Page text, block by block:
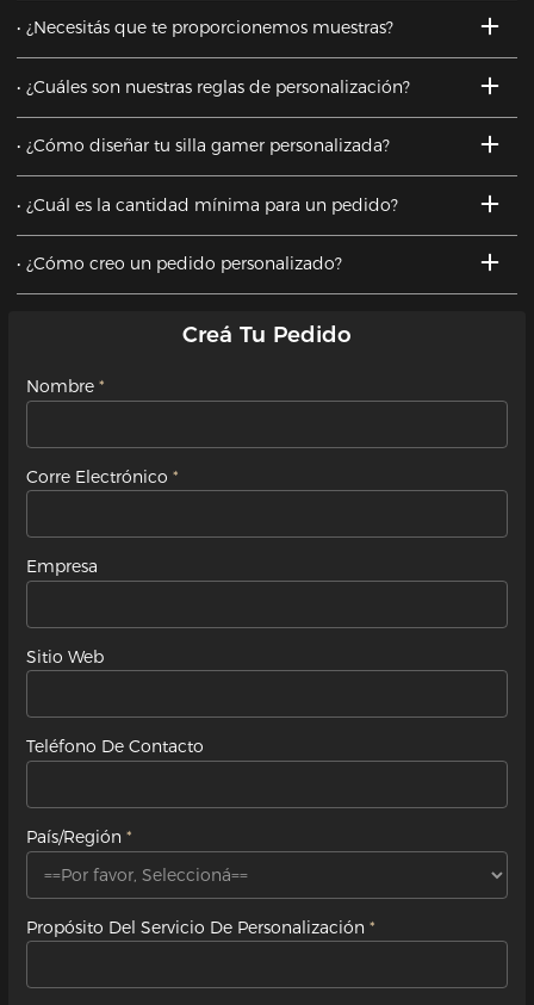
¿Necesitás que te proporcionemos muestras?
¿Cuáles son nuestras reglas de personalización?
¿Cómo diseñar tu silla gamer personalizada?
¿Cuál es la cantidad mínima para un pedido?
¿Cómo creo un pedido personalizado?
Creá Tu Pedido
Nombre
Corre Electrónico
Empresa
Sitio Web
Teléfono De Contacto
País/Región
Propósito Del Servicio De Personalización